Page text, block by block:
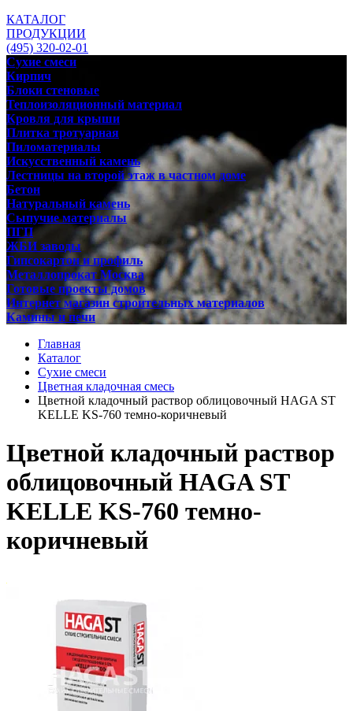
КАТАЛОГ
ПРОДУКЦИИ
(495) 320-02-01
Сухие смеси
Кирпич
Блоки стеновые
Теплоизоляционный материал
Кровля для крыши
Плитка тротуарная
Пиломатериалы
Искусственный камень
Лестницы на второй этаж в частном доме
Бетон
Натуральный камень
Сыпучие материалы
ПГП
ЖБИ заводы
Гипсокартон и профиль
Металлопрокат Москва
Готовые проекты домов
Интернет магазин строительных материалов
Камины и печи
Главная
Каталог
Сухие смеси
Цветная кладочная смесь
Цветной кладочный раствор облицовочный HAGA ST
KELLE KS-760 темно-коричневый
Цветной кладочный раствор
облицовочный HAGA ST
KELLE KS-760 темно-
коричневый